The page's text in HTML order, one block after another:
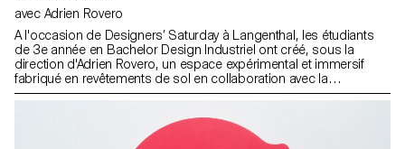
avec Adrien Rovero
A l'occasion de Designers’ Saturday à Langenthal, les étudiants
de 3e année en Bachelor Design Industriel ont créé, sous la
direction d'Adrien Rovero, un espace expérimental et immersif
fabriqué en revêtements de sol en collaboration avec la
manufacture suisse de tapis Ruckstuhl. Etudiants: Marion Aeby
Douma Quentin Frichet Victor Guittet Jules Mas Andreas Piedfort